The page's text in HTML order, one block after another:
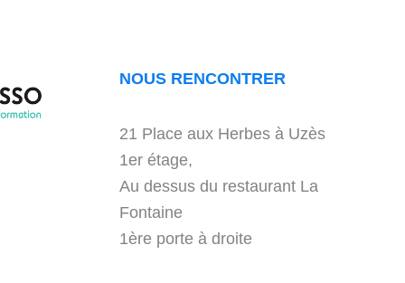
NOUS RENCONTRER
21 Place aux Herbes à Uzès
1er étage,
Au dessus du restaurant La
Fontaine
1ère porte à droite